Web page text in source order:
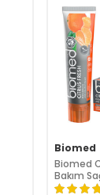
Biomed
Biomed
Bakım
Macunu